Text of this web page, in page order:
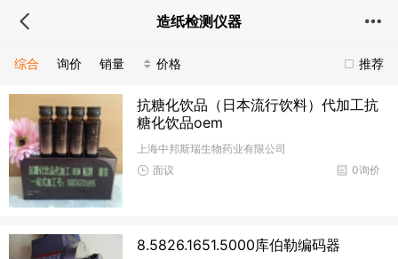
造纸检测仪器
推荐
综合 询价 销量 价格
抗糖化饮品（日本流行饮料）代加工抗
糖化饮品oem
上海中邦斯瑞生物药业有限公司
0询价
面议
8.5826.1651.5000库伯勒编码器